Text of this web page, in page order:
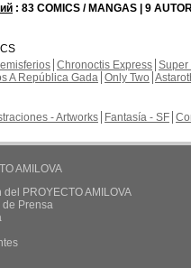
: 83 COMICS / MANGAS | 9
Chronoctis Express Super
A República Gada Only Two
- Artworks Fantasía - SF
AMILOVA
del PROYECTO AMILOVA
Prensa